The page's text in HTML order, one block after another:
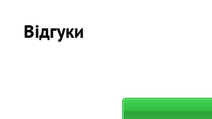
Відгуки